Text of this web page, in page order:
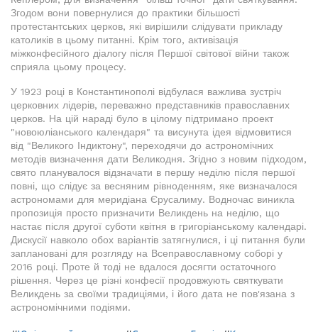
Згодом вони повернулися до практики більшості
протестантських церков, які вирішили слідувати прикладу
католиків в цьому питанні. Крім того, активізація
міжконфесійного діалогу після Першої світової війни також
сприяла цьому процесу.
У 1923 році в Константинополі відбулася важлива зустріч
церковних лідерів, переважно представників православних
церков. На цій нараді було в цілому підтримано проект
"новоюліанського календаря" та висунута ідея відмовитися
від "Великого Індиктону", переходячи до астрономічних
методів визначення дати Великодня. Згідно з новим підходом,
свято планувалося відзначати в першу неділю після першої
повні, що слідує за весняним рівноденням, яке визначалося
астрономами для меридіана Єрусалиму. Водночас виникла
пропозиція просто призначити Великдень на неділю, що
настає після другої суботи квітня в григоріанському календарі.
Дискусії навколо обох варіантів затягнулися, і ці питання були
заплановані для розгляду на Всеправославному соборі у
2016 році. Проте й тоді не вдалося досягти остаточного
рішення. Через це різні конфесії продовжують святкувати
Великдень за своїми традиціями, і його дата не пов'язана з
астрономічними подіями.